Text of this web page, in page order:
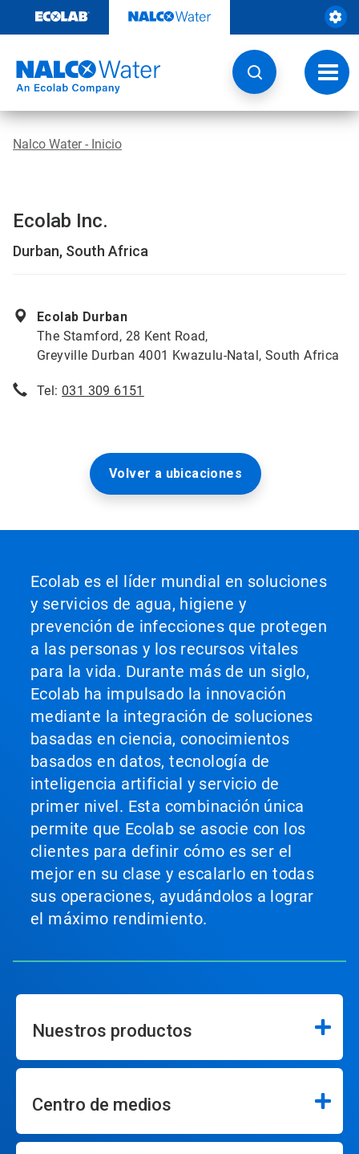
contenido
Botón
de
Nalco Water - Inicio
Ecolab Inc.
Durban, South Africa
Ecolab Durban
The Stamford, 28 Kent Road,
Greyville Durban 4001 Kwazulu-Natal, South Africa
Tel: 031 309 6151
Volver a ubicaciones
Ecolab es el líder mundial en soluciones
y servicios de agua, higiene y
prevención de infecciones que protegen
a las personas y los recursos vitales
para la vida. Durante más de un siglo,
Ecolab ha impulsado la innovación
mediante la integración de soluciones
basadas en ciencia, conocimientos
basados en datos, tecnología de
inteligencia artificial y servicio de
primer nivel. Esta combinación única
permite que Ecolab se asocie con los
clientes para definir cómo es ser el
mejor en su clase y escalarlo en todas
sus operaciones, ayudándolos a lograr
el máximo rendimiento.
Nuestros productos
Centro de medios